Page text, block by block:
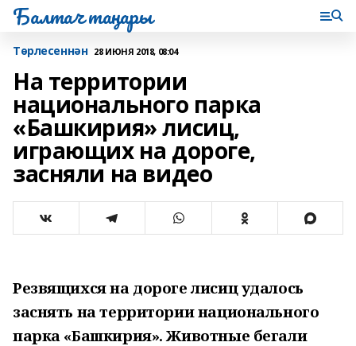
Балтач таңнары
Tөрлесеннән 28 ИЮНЯ 2018, 08:04
На территории
национального парка
«Башкирия» лисиц,
играющих на дороге,
засняли на видео
Резвящихся на дороге лисиц удалось
заснять на территории национального
парка «Башкирия». Животные бегали